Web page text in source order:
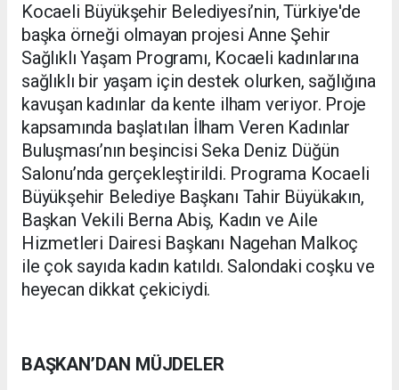
Kocaeli Büyükşehir Belediyesi’nin, Türkiye'de
başka örneği olmayan projesi Anne Şehir
Sağlıklı Yaşam Programı, Kocaeli kadınlarına
sağlıklı bir yaşam için destek olurken, sağlığına
kavuşan kadınlar da kente ilham veriyor. Proje
kapsamında başlatılan İlham Veren Kadınlar
Buluşması’nın beşincisi Seka Deniz Düğün
Salonu’nda gerçekleştirildi. Programa Kocaeli
Büyükşehir Belediye Başkanı Tahir Büyükakın,
Başkan Vekili Berna Abiş, Kadın ve Aile
Hizmetleri Dairesi Başkanı Nagehan Malkoç
ile çok sayıda kadın katıldı. Salondaki coşku ve
heyecan dikkat çekiciydi.
BAŞKAN’DAN MÜJDELER